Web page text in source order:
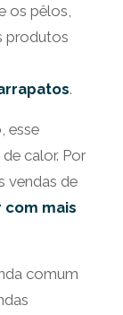
os pêlos,
produtos
.
esse
calor. Por
vendas de
com mais
comum